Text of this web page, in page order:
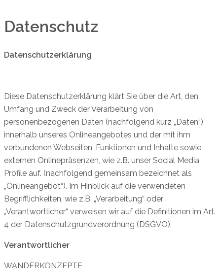
Datenschutz
Datenschutzerklärung
Diese Datenschutzerklärung klärt Sie über die Art, den
Umfang und Zweck der Verarbeitung von
personenbezogenen Daten (nachfolgend kurz „Daten“)
innerhalb unseres Onlineangebotes und der mit ihm
verbundenen Webseiten, Funktionen und Inhalte sowie
externen Onlinepräsenzen, wie z.B. unser Social Media
Profile auf. (nachfolgend gemeinsam bezeichnet als
„Onlineangebot“). Im Hinblick auf die verwendeten
Begrifflichkeiten, wie z.B. „Verarbeitung“ oder
„Verantwortlicher“ verweisen wir auf die Definitionen im Art.
4 der Datenschutzgrundverordnung (DSGVO).
Verantwortlicher
WANDERKONZEPTE